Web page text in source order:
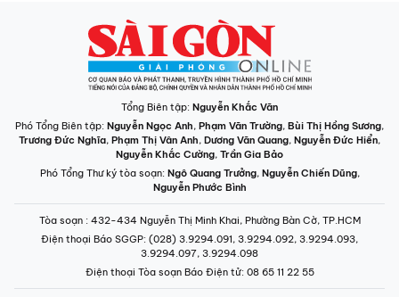
Tổng Biên tập: Nguyễn Khắc Văn
Phó Tổng Biên tập: Nguyễn Ngọc Anh, Phạm Văn Trường, Bùi Thị Hồng Sương,
Trương Đức Nghĩa, Phạm Thị Vân Anh, Dương Văn Quang, Nguyễn Đức Hiển,
Nguyễn Khắc Cường, Trần Gia Bảo
Phó Tổng Thư ký tòa soạn: Ngô Quang Trưởng, Nguyễn Chiến Dũng,
Nguyễn Phước Bình
Tòa soạn : 432-434 Nguyễn Thị Minh Khai, Phường Bàn Cờ, TP.HCM
Điện thoại Báo SGGP: (028) 3.9294.091, 3.9294.092, 3.9294.093,
3.9294.097, 3.9294.098
Điện thoại Tòa soạn Báo Điện tử: 08 65 11 22 55